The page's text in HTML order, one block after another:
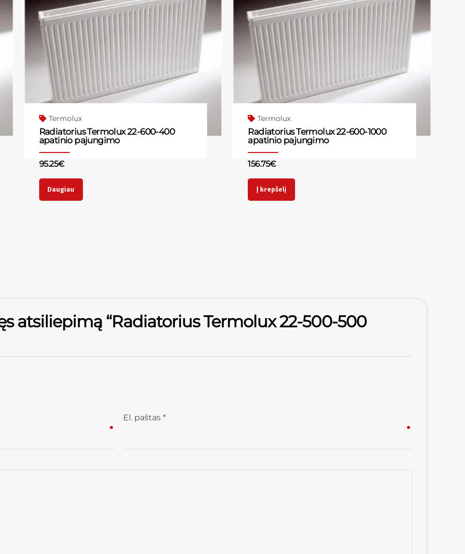
Termolux
Radiatorius Termolux 22-600-400
apatinio pajungimo
95.25€
Daugiau
Termolux
Radiatorius Termolux 22-600-1000
apatinio pajungimo
156.75€
Į krepšelį
atsiliepimą “Radiatorius Termolux 22-500-500
El. paštas *